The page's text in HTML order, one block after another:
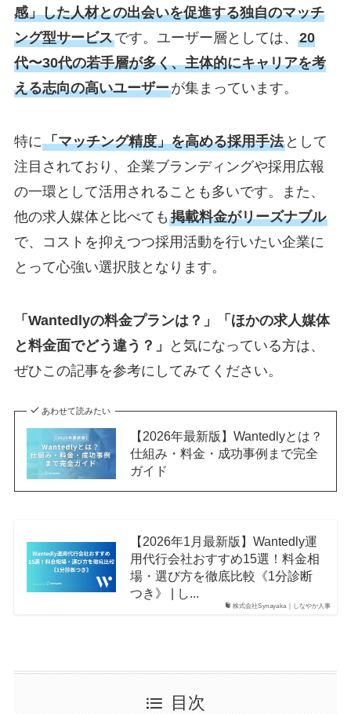
感」した人材との出会いを促進する独自のマッチ
ング型サービスです。ユーザー層としては、 20
代〜30代の若手層が多く、主体的にキャリアを考
える志向の高いユーザーが集まっています。
特に「マッチング精度」を高める採用手法として
注目されており、企業ブランディングや採用広報
の一環として活用されることも多いです。また、
他の求人媒体と比べても 掲載料金がリーズナブル
で、コストを抑えつつ採用活動を行いたい企業に
とって心強い選択肢となります。
「Wantedlyの料金プランは？」「ほかの求人媒体
と料金面でどう違う？」
と気になっている方は、
ぜひこの記事を参考にしてみてください。
あわせて読みたい
【2026年最新版】Wantedlyとは？
仕組み・料金・成功事例まで完全
ガイド
株式会社Synayaka｜しなやか人事
【2026年1月最新版】Wantedly運
用代行会社おすすめ15選！料金相
場・選び方を徹底比較《1分診断
つき》 | し...
目次